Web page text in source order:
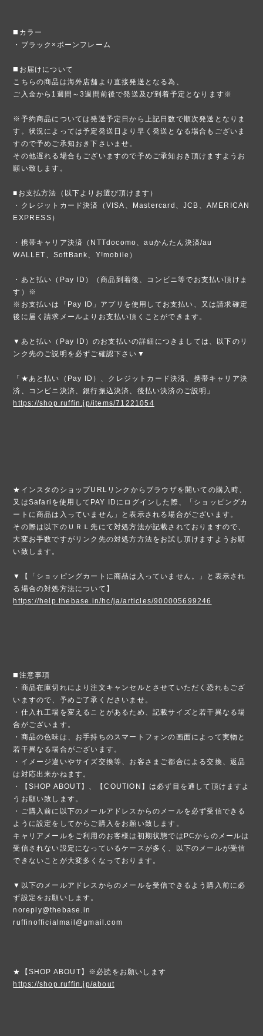
◼️カラー
・ブラック×ボーンフレーム
◼️お届けについて
こちらの商品は海外店舗より直接発送となる為、
ご入金から1週間～3週間前後で発送及び到着予定となります※
※予約商品については発送予定日から上記日数で順次発送となりま
す。状況によっては予定発送日より早く発送となる場合もございま
すので予めご承知おき下さいませ。
その他遅れる場合もございますので予めご承知おき頂けますようお
願い致します。
■お支払方法（以下よりお選び頂けます）
・クレジットカード決済（VISA、Mastercard、JCB、AMERICAN
EXPRESS）
・携帯キャリア決済（NTTdocomo、auかんたん決済/au
WALLET、SoftBank、Y!mobile）
・あと払い（Pay ID）（商品到着後、コンビニ等でお支払い頂けま
す）※
※お支払いは「Pay ID」アプリを使用してお支払い、又は請求確定
後に届く請求メールよりお支払い頂くことができます。
▼あと払い（Pay ID）のお支払いの詳細につきましては、以下のリ
ンク先のご説明を必ずご確認下さい▼
「★あと払い（Pay ID）、クレジットカード決済、携帯キャリア決
済、コンビニ決済、銀行振込決済、後払い決済のご説明」
https://shop.ruffin.jp/items/71221054
★インスタのショップURLリンクからブラウザを開いての購入時、
又はSafariを使用してPAY IDにログインした際、「ショッピングカ
ートに商品は入っていません」と表示される場合がございます。
その際は以下のＵＲＬ先にて対処方法が記載されておりますので、
大変お手数ですがリンク先の対処方方法をお試し頂けますようお願
い致します。
▼【「ショッピングカートに商品は入っていません。」と表示され
る場合の対処方法について】
https://help.thebase.in/hc/ja/articles/900005699246
◼️注意事項
・商品在庫切れにより注文キャンセルとさせていただく恐れもござ
いますので、予めご了承くださいませ。
・仕入れ工場を変えることがあるため、記載サイズと若干異なる場
合がございます。
・商品の色味は、お手持ちのスマートフォンの画面によって実物と
若干異なる場合がございます。
・イメージ違いやサイズ交換等、お客さまご都合による交換、返品
は対応出来かねます。
・【SHOP ABOUT】、【COUTION】は必ず目を通して頂けますよ
うお願い致します。
・ご購入前に以下のメールアドレスからのメールを必ず受信できる
ように設定をしてからご購入をお願い致します。
キャリアメールをご利用のお客様は初期状態ではPCからのメールは
受信されない設定になっているケースが多く、以下のメールが受信
できないことが大変多くなっております。
▼以下のメールアドレスからのメールを受信できるよう購入前に必
ず設定をお願いします。
noreply@thebase.in
ruffinofficialmail@gmail.com
★【SHOP ABOUT】※必読をお願いします
https://shop.ruffin.jp/about